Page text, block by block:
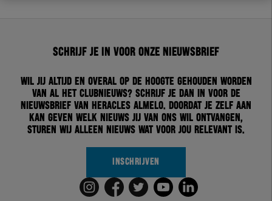
Schrijf je in voor onze nieuwsbrief
Wil jij altijd en overal op de hoogte gehouden worden
van al het clubnieuws? Schrijf je dan in voor de
nieuwsbrief van Heracles Almelo. Doordat je zelf aan
kan geven welk nieuws jij van ons wil ontvangen,
sturen wij alleen nieuws wat voor jou relevant is.
INSCHRIJVEN